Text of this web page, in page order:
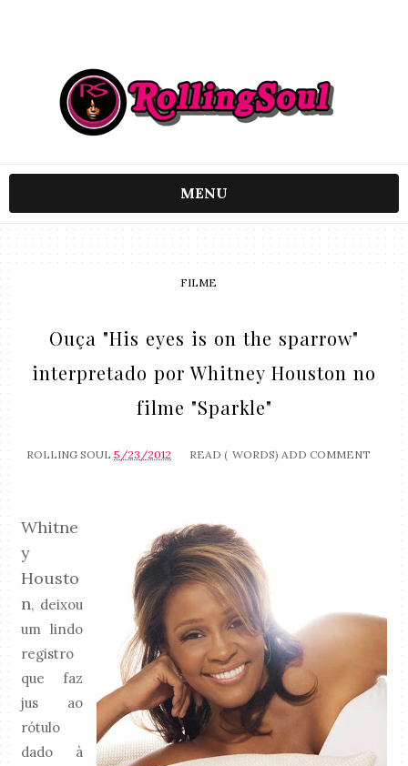
MENU
FILME
Ouça "His eyes is on the sparrow"
interpretado por Whitney Houston no
filme "Sparkle"
ROLLING SOUL 5/23/2012 READ ( WORDS) ADD COMMENT
Whitne
y
Housto
n, deixou
um lindo
registro
que faz
jus ao
rótulo
dado à